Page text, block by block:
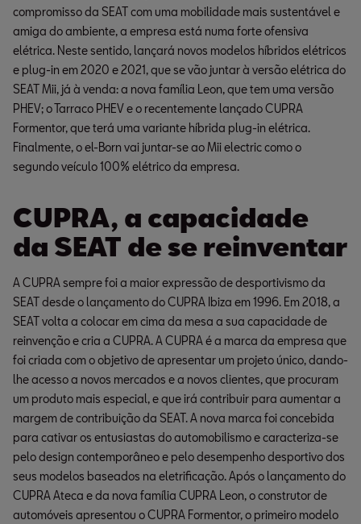
compromisso da SEAT com uma mobilidade mais sustentável e
amiga do ambiente, a empresa está numa forte ofensiva
elétrica. Neste sentido, lançará novos modelos híbridos elétricos
e plug-in em 2020 e 2021, que se vão juntar à versão elétrica do
SEAT Mii, já à venda: a nova família Leon, que tem uma versão
PHEV; o Tarraco PHEV e o recentemente lançado CUPRA
Formentor, que terá uma variante híbrida plug-in elétrica.
Finalmente, o el-Born vai juntar-se ao Mii electric como o
segundo veículo 100% elétrico da empresa.
CUPRA, a capacidade
da SEAT de se reinventar
A CUPRA sempre foi a maior expressão de desportivismo da
SEAT desde o lançamento do CUPRA Ibiza em 1996. Em 2018, a
SEAT volta a colocar em cima da mesa a sua capacidade de
reinvenção e cria a CUPRA. A CUPRA é a marca da empresa que
foi criada com o objetivo de apresentar um projeto único, dando-
lhe acesso a novos mercados e a novos clientes, que procuram
um produto mais especial, e que irá contribuir para aumentar a
margem de contribuição da SEAT. A nova marca foi concebida
para cativar os entusiastas do automobilismo e caracteriza-se
pelo design contemporâneo e pelo desempenho desportivo dos
seus modelos baseados na eletrificação. Após o lançamento do
CUPRA Ateca e da nova família CUPRA Leon, o construtor de
automóveis apresentou o CUPRA Formentor, o primeiro modelo